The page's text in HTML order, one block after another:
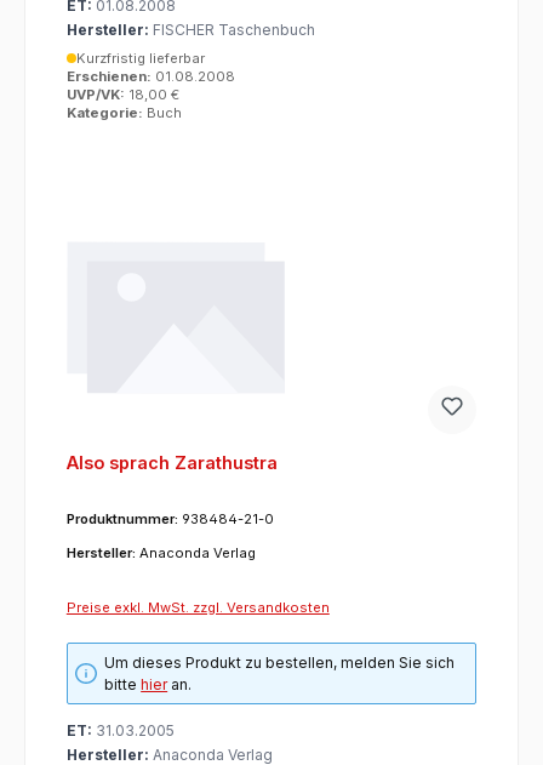
ET: 01.08.2008
Hersteller: FISCHER Taschenbuch
Kurzfristig lieferbar
Erschienen: 01.08.2008
UVP/VK: 18,00 €
Kategorie: Buch
Also sprach Zarathustra
Produktnummer: 938484-21-0
Hersteller: Anaconda Verlag
Preise exkl. MwSt. zzgl. Versandkosten
Um dieses Produkt zu bestellen, melden Sie sich
bittehieran.
ET: 31.03.2005
Hersteller: Anaconda Verlag